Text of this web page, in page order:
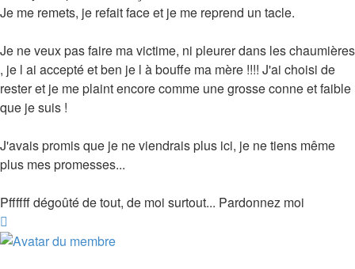
Je me remets, je refait face et je me reprend un tacle.
Je ne veux pas faire ma victime, ni pleurer dans les chaumières
, je l ai accepté et ben je l à bouffe ma mère !!!! J'ai choisi de
rester et je me plaint encore comme une grosse conne et faible
que je suis !
J'avais promis que je ne viendrais plus ici, je ne tiens même
plus mes promesses...
Pffffff dégoûté de tout, de moi surtout... Pardonnez moi